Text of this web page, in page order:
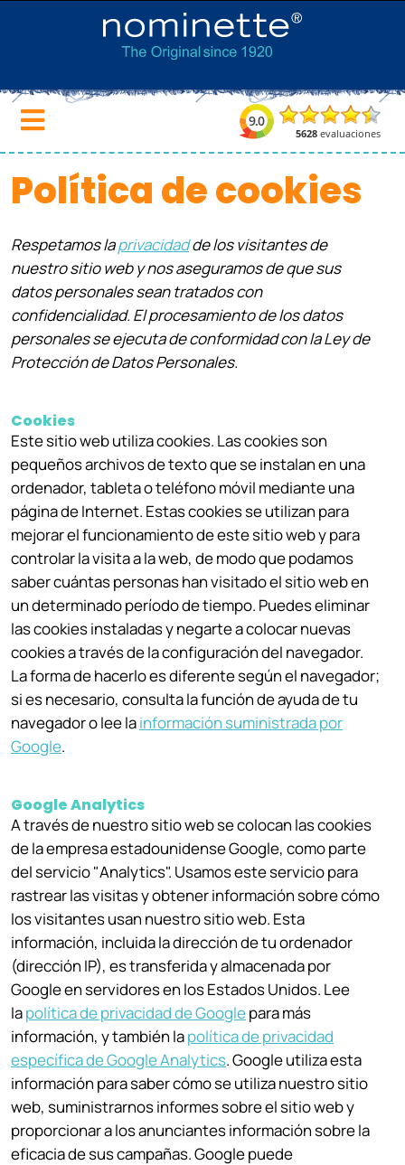
Política de cookies
Respetamos laprivacidadde los visitantes de
nuestro sitio web y nos aseguramos de que sus
datos personales sean tratados con
confidencialidad. El procesamiento de los datos
personales se ejecuta de conformidad con la Ley de
Protección de Datos Personales.
Cookies
Este sitio web utiliza cookies. Las cookies son
pequeños archivos de texto que se instalan en una
ordenador, tableta o teléfono móvil mediante una
página de Internet. Estas cookies se utilizan para
mejorar el funcionamiento de este sitio web y para
controlar la visita a la web, de modo que podamos
saber cuántas personas han visitado el sitio web en
un determinado período de tiempo. Puedes eliminar
las cookies instaladas y negarte a colocar nuevas
cookies a través de la configuración del navegador.
La forma de hacerlo es diferente según el navegador;
si es necesario, consulta la función de ayuda de tu
navegador o lee lainformación suministrada por
Google.
Google Analytics
A través de nuestro sitio web se colocan las cookies
de la empresa estadounidense Google, como parte
del servicio "Analytics". Usamos este servicio para
rastrear las visitas y obtener información sobre cómo
los visitantes usan nuestro sitio web. Esta
información, incluida la dirección de tu ordenador
(dirección IP), es transferida y almacenada por
Google en servidores en los Estados Unidos. Lee
lapolítica de privacidad de Googlepara más
información, y también lapolítica de privacidad
específica de Google Analytics. Google utiliza esta
información para saber cómo se utiliza nuestro sitio
web, suministrarnos informes sobre el sitio web y
proporcionar a los anunciantes información sobre la
eficacia de sus campañas. Google puede